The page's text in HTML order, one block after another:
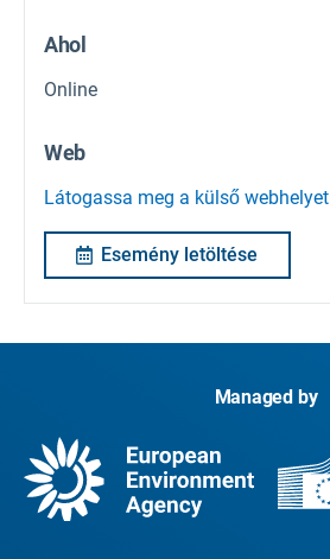
Ahol
Online
Web
Látogassa meg a külső webhelyet
Esemény letöltése
Managed by